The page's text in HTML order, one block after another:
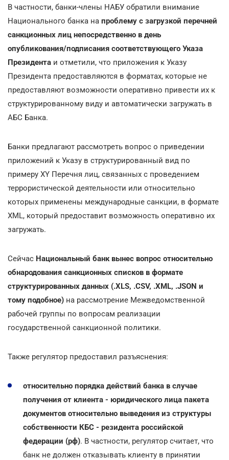
В частности, банки-члены НАБУ обратили внимание
Национального банка на проблему с загрузкой перечней
санкционных лиц непосредственно в день
опубликования/подписания соответствующего Указа
Президента и отметили, что приложения к Указу
Президента предоставляются в форматах, которые не
предоставляют возможности оперативно привести их к
структурированному виду и автоматически загружать в
АБС Банка.
Банки предлагают рассмотреть вопрос о приведении
приложений к Указу в структурированный вид по
примеру XY Перечня лиц, связанных с проведением
террористической деятельности или относительно
которых применены международные санкции, в формате
XML, который предоставит возможность оперативно их
загружать.
Сейчас Национальный банк вынес вопрос относительно
обнародования санкционных списков в формате
структурированных данных (.XLS, .CSV, .XML, .JSON и
тому подобное) на рассмотрение Межведомственной
рабочей группы по вопросам реализации
государственной санкционной политики.
Также регулятор предоставил разъяснения:
относительно порядка действий банка в случае
получения от клиента - юридического лица пакета
документов относительно выведения из структуры
собственности КБС - резидента российской
федерации (рф). В частности, регулятор считает, что
банк не должен отказывать клиенту в принятии